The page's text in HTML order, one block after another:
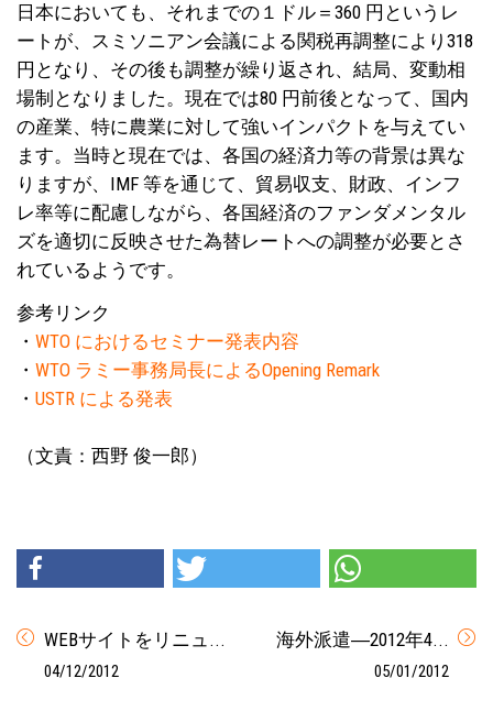
日本においても、それまでの１ドル＝360 円というレ
ートが、スミソニアン会議による関税再調整により318
円となり、その後も調整が繰り返され、結局、変動相
場制となりました。現在では80 円前後となって、国内
の産業、特に農業に対して強いインパクトを与えてい
ます。当時と現在では、各国の経済力等の背景は異な
りますが、IMF 等を通じて、貿易収支、財政、インフ
レ率等に配慮しながら、各国経済のファンダメンタル
ズを適切に反映させた為替レートへの調整が必要とさ
れているようです。
参考リンク
・ WTO におけるセミナー発表内容
・ WTO ラミー事務局長によるOpening Remark
・ USTR による発表
（文責：西野 俊一郎）
WEBサイトをリニュ...
04/12/2012
海外派遣―2012年4...
05/01/2012